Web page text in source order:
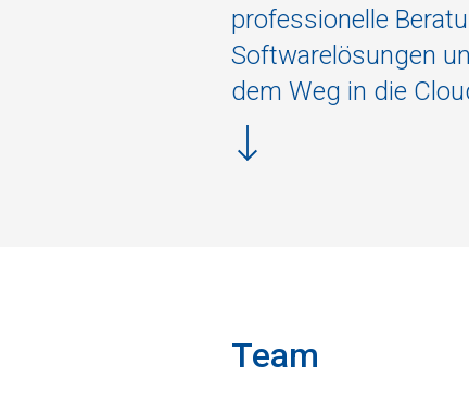
professionelle
Softwarelösungen
dem Weg in die
Team